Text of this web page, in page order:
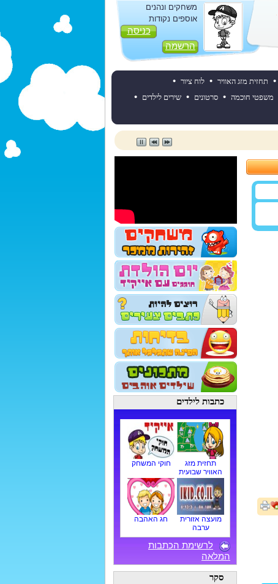
משחקים ונהנים
אוספים נקודות
כניסה
הרשמה
• תחזית מזג האוויר • לוח ציור •
משפטי חוכמה • סרטונים • שירים לילדים •
כתבות לילדים
תחזית מזג
האוויר שבועית
חוקי המשחק
מועצה אזורית
ערבה
חג האהבה
לרשימת הכתבות
המלאה
סקר